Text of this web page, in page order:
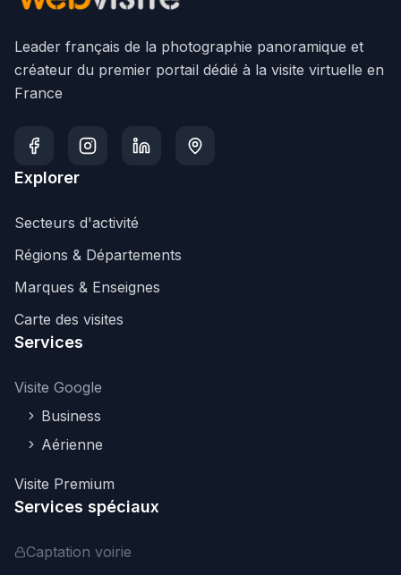
Leader français de la photographie panoramique et
créateur du premier portail dédié à la visite virtuelle en
France
Explorer
Secteurs d'activité
Régions & Départements
Marques & Enseignes
Carte des visites
Services
Visite Google
Business
Aérienne
Visite Premium
Services spéciaux
Captation voirie